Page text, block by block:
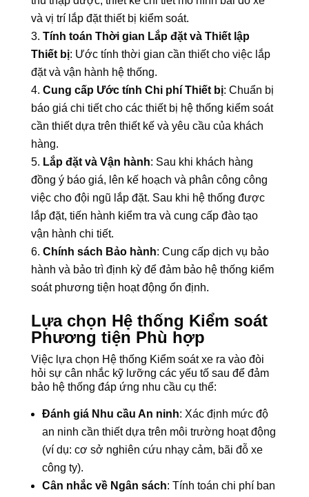
và vị trí lắp đặt thiết bị kiểm soát.
Tính toán Thời gian Lắp đặt và Thiết lập
Thiết bị: Ước tính thời gian cần thiết cho việc lắp
đặt và vận hành hệ thống.
Cung cấp Ước tính Chi phí Thiết bị: Chuẩn bị
báo giá chi tiết cho các thiết bị hệ thống kiểm soát
cần thiết dựa trên thiết kế và yêu cầu của khách
hàng.
Lắp đặt và Vận hành: Sau khi khách hàng
đồng ý báo giá, lên kế hoạch và phân công công
việc cho đội ngũ lắp đặt. Sau khi hệ thống được
lắp đặt, tiến hành kiểm tra và cung cấp đào tạo
vận hành chi tiết.
Chính sách Bảo hành: Cung cấp dịch vụ bảo
hành và bảo trì định kỳ để đảm bảo hệ thống kiểm
soát phương tiện hoạt động ổn định.
Lựa chọn Hệ thống Kiểm soát
Phương tiện Phù hợp
Việc lựa chọn Hệ thống Kiểm soát xe ra vào đòi
hỏi sự cân nhắc kỹ lưỡng các yếu tố sau để đảm
bảo hệ thống đáp ứng nhu cầu cụ thể:
Đánh giá Nhu cầu An ninh: Xác định mức độ
an ninh cần thiết dựa trên môi trường hoạt động
(ví dụ: cơ sở nghiên cứu nhạy cảm, bãi đỗ xe
công ty).
Cân nhắc về Ngân sách: Tính toán chi phí ban